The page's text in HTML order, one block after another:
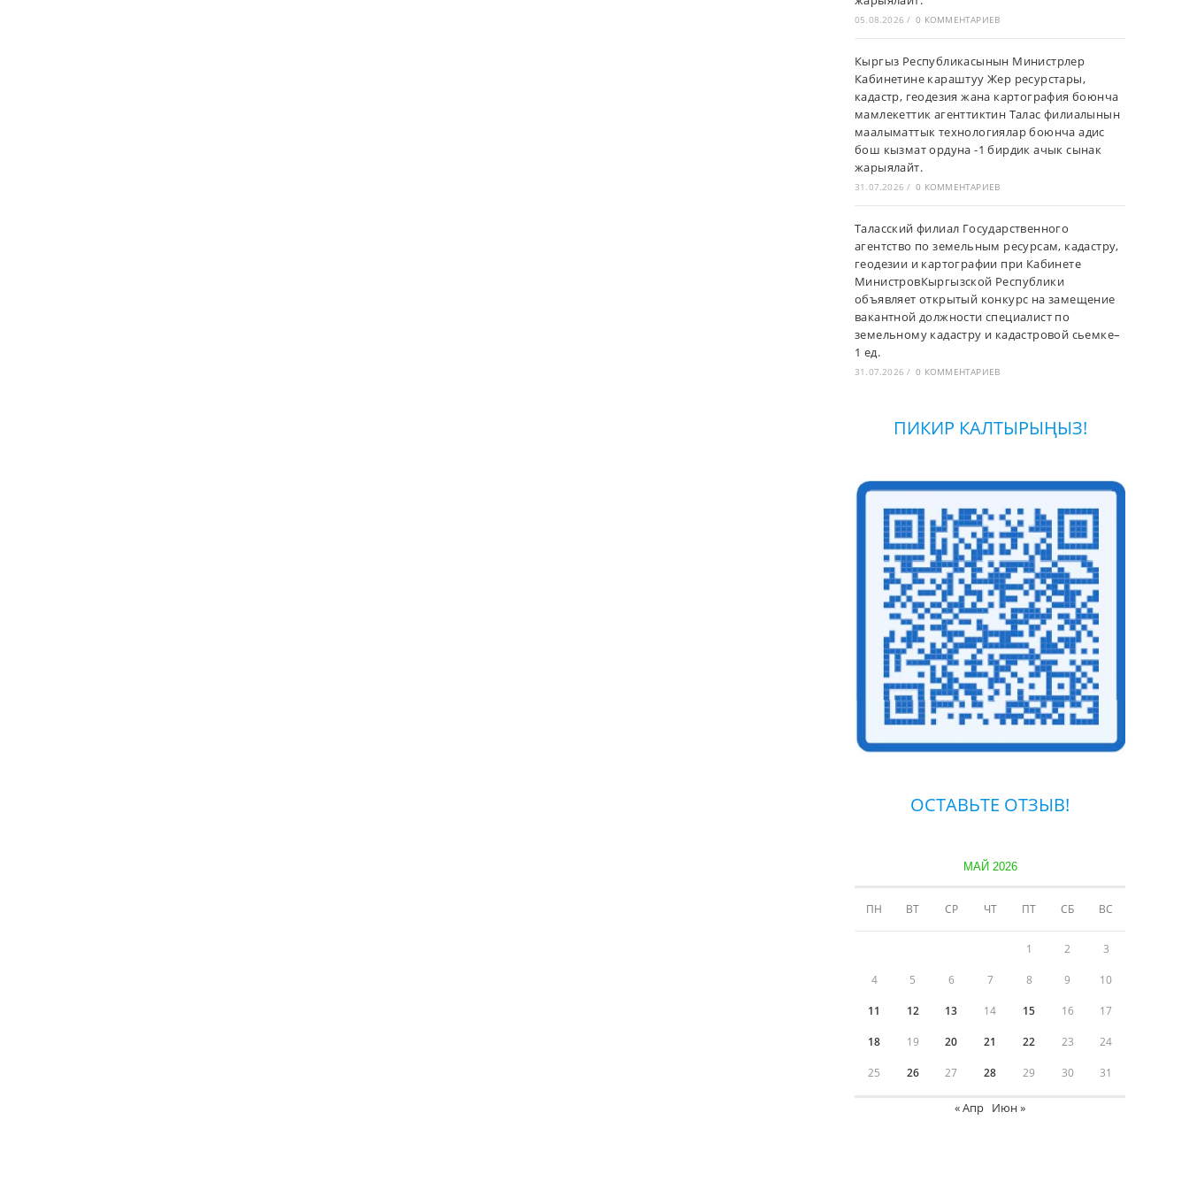
05.08.2026 / 0 КОММЕНТАРИЕВ
Кыргыз Республикасынын Министрлер
Кабинетине караштуу Жер ресурстары,
кадастр, геодезия жана картография боюнча
мамлекеттик агенттиктин Талас филиалынын
маалыматтык технологиялар боюнча адис
бош кызмат ордуна -1 бирдик ачык сынак
жарыялайт.
31.07.2026 / 0 КОММЕНТАРИЕВ
Таласский филиал Государственного
агентство по земельным ресурсам, кадастру,
геодезии и картографии при Кабинете
МинистровКыргызской Республики
объявляет открытый конкурс на замещение
вакантной должности специалист по
земельному кадастру и кадастровой сьемке–
1 ед.
31.07.2026 / 0 КОММЕНТАРИЕВ
ПИКИР КАЛТЫРЫҢЫЗ!
ОСТАВЬТЕ ОТЗЫВ!
МАЙ 2026
ПН ВТ СР ЧТ ПТ СБ ВС
1 2 3
4 5 6 7 8 9 10
11 12 13 14 15 16 17
18 19 20 21 22 23 24
25 26 27 28 29 30 31
« Апр Июн »